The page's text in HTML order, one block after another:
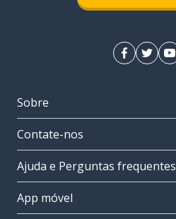
Sobre
Contate-nos
Ajuda e Perguntas frequentes
App móvel